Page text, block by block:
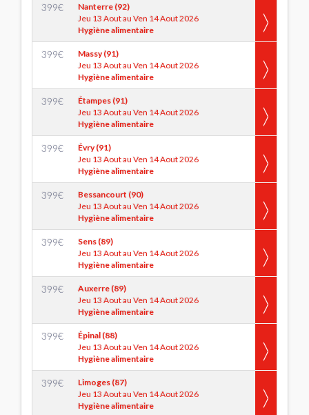
399€
Nanterre (92)
Jeu 13 Aout au Ven 14 Aout 2026
Hygiène alimentaire
399€
Massy (91)
Jeu 13 Aout au Ven 14 Aout 2026
Hygiène alimentaire
399€
Étampes (91)
Jeu 13 Aout au Ven 14 Aout 2026
Hygiène alimentaire
399€
Évry (91)
Jeu 13 Aout au Ven 14 Aout 2026
Hygiène alimentaire
399€
Bessancourt (90)
Jeu 13 Aout au Ven 14 Aout 2026
Hygiène alimentaire
399€
Sens (89)
Jeu 13 Aout au Ven 14 Aout 2026
Hygiène alimentaire
399€
Auxerre (89)
Jeu 13 Aout au Ven 14 Aout 2026
Hygiène alimentaire
399€
Épinal (88)
Jeu 13 Aout au Ven 14 Aout 2026
Hygiène alimentaire
399€
Limoges (87)
Jeu 13 Aout au Ven 14 Aout 2026
Hygiène alimentaire